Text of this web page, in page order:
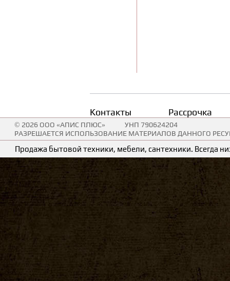
Контакты Рассрочка
© 2026 ООО «АПИС ПЛЮС»
УНП 790624204
РАЗРЕШАЕТСЯ ИСПОЛЬЗОВАНИЕ МАТЕРИАЛОВ ДАННОГО
Продажа бытовой техники, мебели, сантехники. Всегда